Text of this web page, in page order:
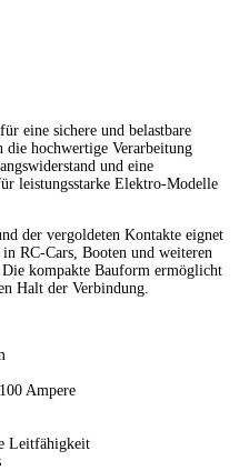
eine sichere und belastbare
hochwertige Verarbeitung
und eine
leistungsstarke Elektro-Modelle
der vergoldeten Kontakte eignet
RC-Cars, Booten und weiteren
kompakte Bauform ermöglicht
Halt der Verbindung.
Ampere
Leitfähigkeit